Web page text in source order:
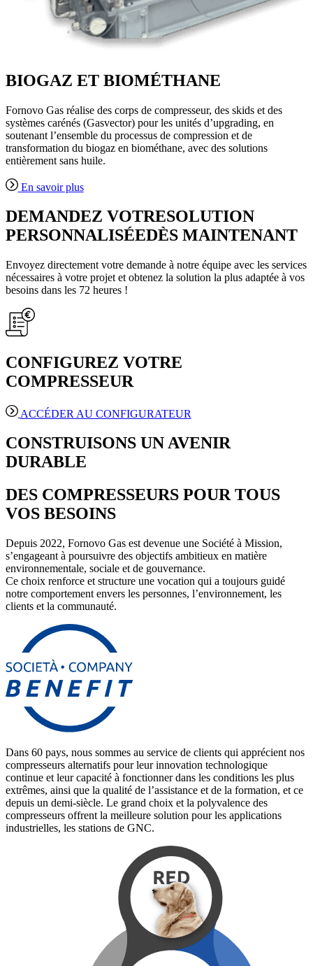
BIOGAZ ET BIOMÉTHANE
Fornovo Gas réalise des corps de compresseur, des skids et des
systèmes carénés (Gasvector) pour les unités d’upgrading, en
soutenant l’ensemble du processus de compression et de
transformation du biogaz en biométhane, avec des solutions
entièrement sans huile.
En savoir plus
DEMANDEZ VOTRESOLUTION
PERSONNALISÉEDÈS MAINTENANT
Envoyez directement votre demande à notre équipe avec les services
nécessaires à votre projet et obtenez la solution la plus adaptée à vos
besoins dans les 72 heures !
CONFIGUREZ VOTRE
COMPRESSEUR
ACCÉDER AU CONFIGURATEUR
CONSTRUISONS UN AVENIR
DURABLE
DES COMPRESSEURS POUR TOUS
VOS BESOINS​
Depuis 2022, Fornovo Gas est devenue une Société à Mission,
s’engageant à poursuivre des objectifs ambitieux en matière
environnementale, sociale et de gouvernance.
Ce choix renforce et structure une vocation qui a toujours guidé
notre comportement envers les personnes, l’environnement, les
clients et la communauté.
Dans 60 pays, nous sommes au service de clients qui apprécient nos
compresseurs alternatifs pour leur innovation technologique
continue et leur capacité à fonctionner dans les conditions les plus
extrêmes, ainsi que la qualité de l’assistance et de la formation, et ce
depuis un demi-siècle. Le grand choix et la polyvalence des
compresseurs offrent la meilleure solution pour les applications
industrielles, les stations de GNC.